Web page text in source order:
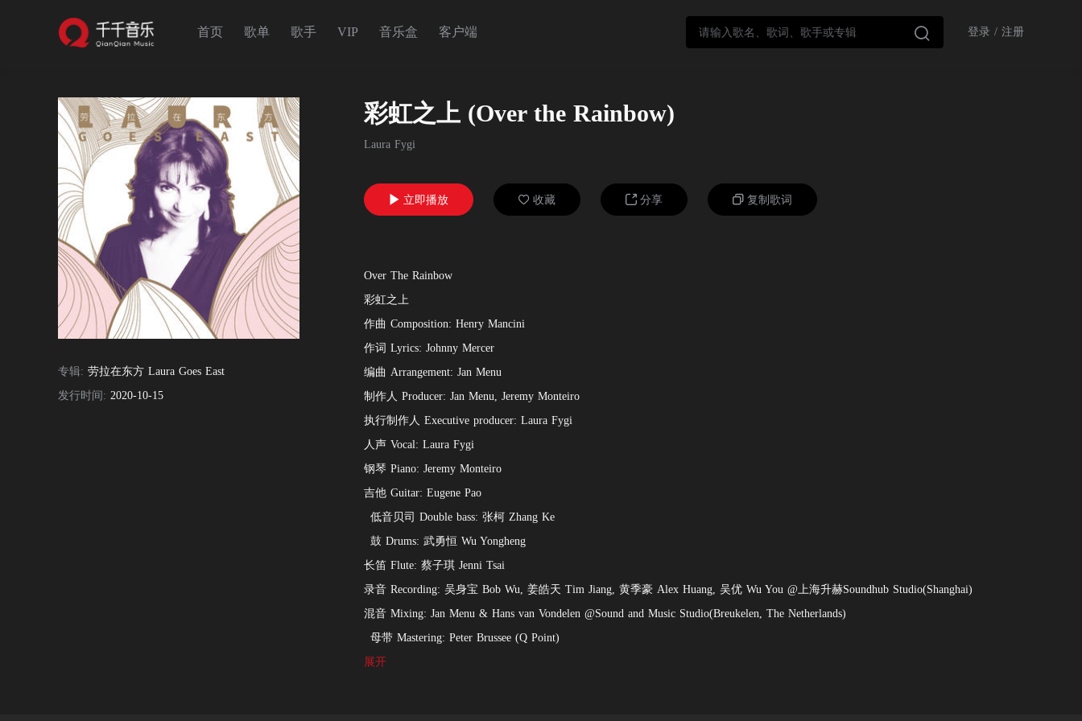
首页 歌单 歌手 VIP 音乐盒 客户端  登录 / 注册
专辑: 劳拉在东方 Laura Goes East
发行时间: 2020-10-15
彩虹之上 (Over the Rainbow)
Laura Fygi
 立即播放  收藏  分享  复制歌词
Over The Rainbow
彩虹之上
作曲 Composition: Henry Mancini
作词 Lyrics: Johnny Mercer
编曲 Arrangement: Jan Menu
制作人 Producer: Jan Menu, Jeremy Monteiro
执行制作人 Executive producer: Laura Fygi
人声 Vocal: Laura Fygi
钢琴 Piano: Jeremy Monteiro
吉他 Guitar: Eugene Pao
低音贝司 Double bass: 张柯 Zhang Ke
鼓 Drums: 武勇恒 Wu Yongheng
长笛 Flute: 蔡子琪 Jenni Tsai
录音 Recording: 吴身宝 Bob Wu, 姜皓天 Tim Jiang, 黄季豪 Alex Huang, 吴优 Wu You @上海升赫Soundhub Studio(Shanghai)
混音 Mixing: Jan Menu & Hans van Vondelen @Sound and Music Studio(Breukelen, The Netherlands)
母带 Mastering: Peter Brussee (Q Point)
出品 Presented by: 太合麦田/JZ Music
展开